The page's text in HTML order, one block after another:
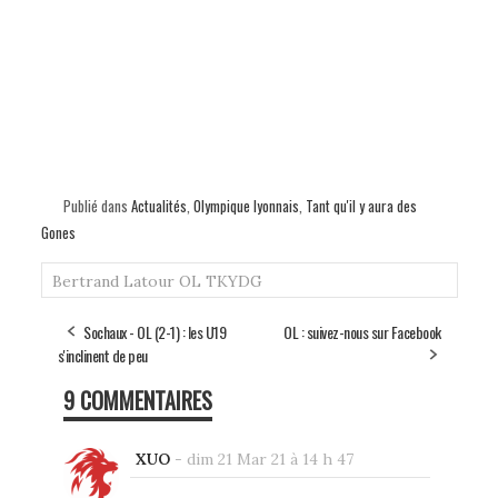
Publié dans Actualités Olympique lyonnais Tant qu'il y aura des
Gones
Bertrand Latour OL TKYDG
Sochaux - OL (2-1) : les U19
s'inclinent de peu
OL : suivez-nous sur Facebook
9 COMMENTAIRES
XUO- dim 21 Mar 21 à 14 h 47